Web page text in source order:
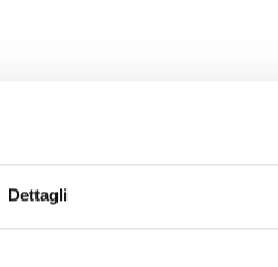
Dettagli